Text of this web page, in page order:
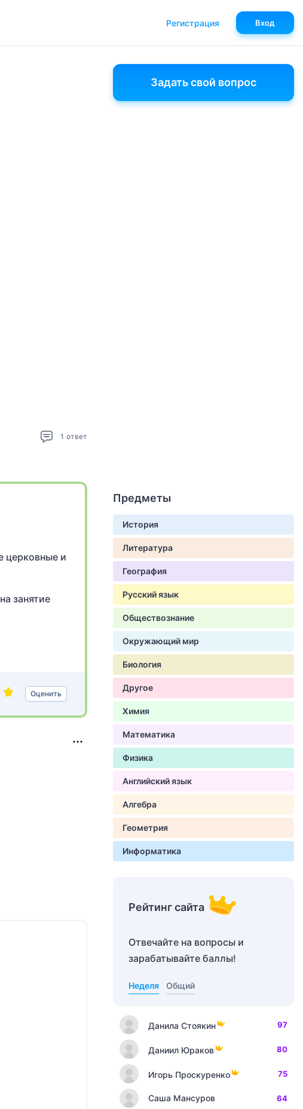
1 ответ
церковные и
занятие
Оценить
Задать свой вопрос
Предметы
История
Литература
География
Русский язык
Обществознание
Окружающий мир
Биология
Другое
Химия
Математика
Физика
Английский язык
Алгебра
Геометрия
Информатика
Рейтинг сайта
Отвечайте на вопросы и
зарабатывайте баллы!
Неделя Общий
Данила Стоякин 97
Даниил Юраков 80
Игорь Проскуренко 75
Саша Мансуров 64
Регистрация Вход